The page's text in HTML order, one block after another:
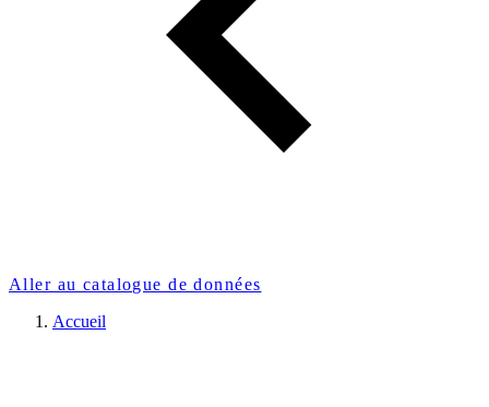
Aller au catalogue de données
Accueil